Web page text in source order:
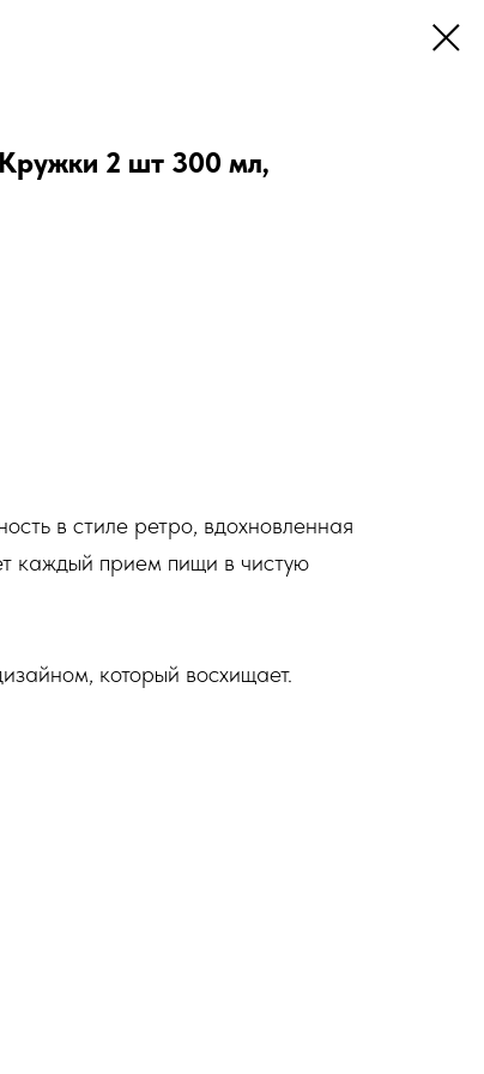
2 шт 300 мл,
в стиле ретро, вдохновленная
каждый прием пищи в чистую
который восхищает.